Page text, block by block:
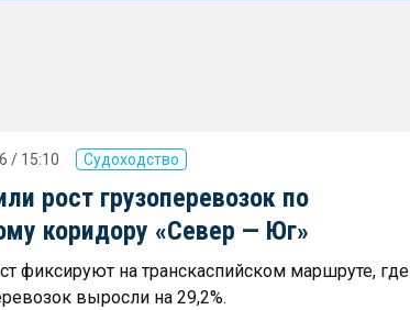
/ 15:10 Судоходство
рост грузоперевозок по
коридору «Север — Юг»
фиксируют на транскаспийском маршруте, где
выросли на 29,2%.